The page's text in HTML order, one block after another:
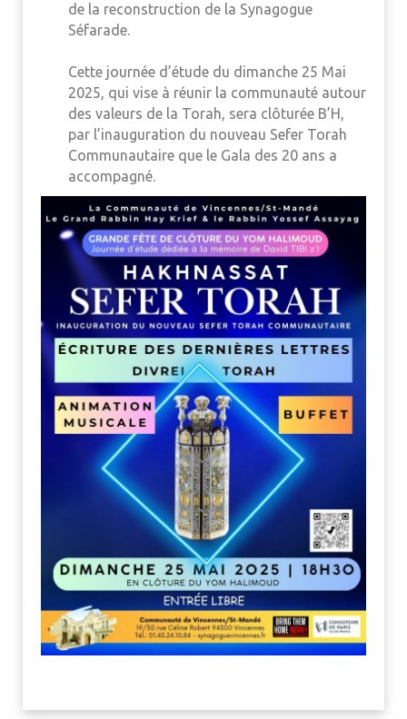
de la reconstruction de la Synagogue
Séfarade.
Cette journée d’étude du dimanche 25 Mai
2025, qui vise à réunir la communauté autour
des valeurs de la Torah, sera clôturée B’H,
par l’inauguration du nouveau Sefer Torah
Communautaire que le Gala des 20 ans a
accompagné.